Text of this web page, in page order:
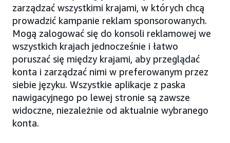
zarządzać wszystkimi krajami, w których chcą
prowadzić kampanie reklam sponsorowanych.
Mogą zalogować się do konsoli reklamowej we
wszystkich krajach jednocześnie i łatwo
poruszać się między krajami, aby przeglądać
konta i zarządzać nimi w preferowanym przez
siebie języku. Wszystkie aplikacje z paska
nawigacyjnego po lewej stronie są zawsze
widoczne, niezależnie od aktualnie wybranego
konta.